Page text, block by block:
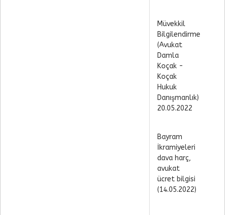
Müvekkil
Bilgilendirme
(Avukat
Damla
Koçak -
Koçak
Hukuk
Danışmanlık)
20.05.2022
Bayram
İkramiyeleri
dava harç,
avukat
ücret bilgisi
(14.05.2022)